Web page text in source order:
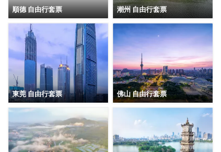
順德 自由行套票 潮州 自由行套票
東莞 自由行套票 佛山 自由行套票